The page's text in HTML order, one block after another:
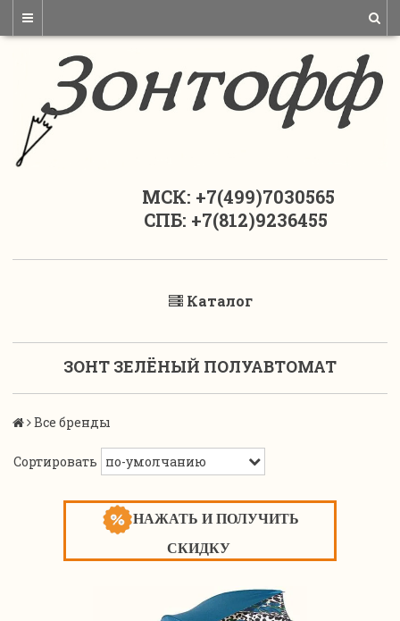
МСК: +7(499)7030565
СПБ: +7(812)9236455
Каталог
ЗОНТ ЗЕЛЁНЫЙ ПОЛУАВТОМАТ
Все бренды
Сортировать
НАЖАТЬ И ПОЛУЧИТЬ
СКИДКУ